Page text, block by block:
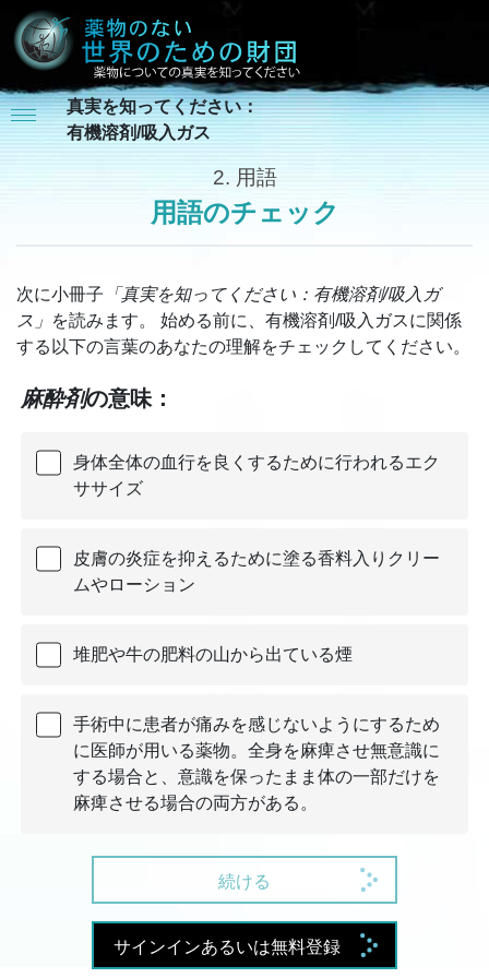
真実を知ってください：
有機溶剤/吸入ガス
2. 用語
用語のチェック
次に小冊子 「真実を知ってください：有機溶剤/吸入ガ
ス」 を読みます。 始める前に、有機溶剤/吸入ガスに関係
する以下の言葉のあなたの理解をチェックしてください。
麻酔剤の意味：
身体全体の血行を良くするために行われるエク
ササイズ
皮膚の炎症を抑えるために塗る香料入りクリー
ムやローション
堆肥や牛の肥料の山から出ている煙
手術中に患者が痛みを感じないようにするため
に医師が用いる薬物。全身を麻痺させ無意識に
する場合と、意識を保ったまま体の一部だけを
麻痺させる場合の両方がある。
続ける
サインインあるいは無料登録